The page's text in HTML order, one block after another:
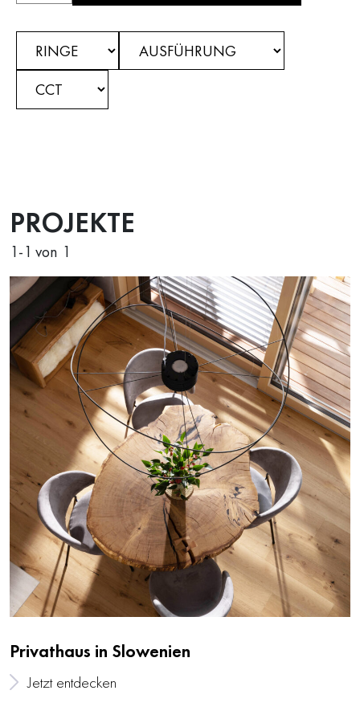
PROJEKTE
1-1 von 1
Privathaus in Slowenien
Jetzt entdecken